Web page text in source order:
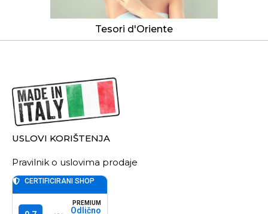
Tesori d'Oriente
USLOVI KORIŠTENJA
Pravilnik o uslovima prodaje